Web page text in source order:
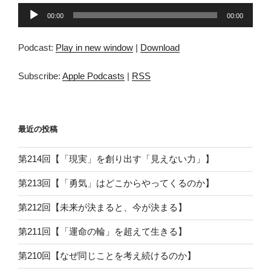
レ
ヤ
00:00 00:00
Podcast: Play in new window | Download
Subscribe: Apple Podcasts | RSS
最近の投稿
第214回【「現実」を創り出す「見えない力」】
第213回【「勇気」はどこからやってくるのか】
第212回【未来が決まると、今が決まる】
第211回【「運命の輪」を超えて生きる】
第210回【なぜ同じことを考え続けるのか】